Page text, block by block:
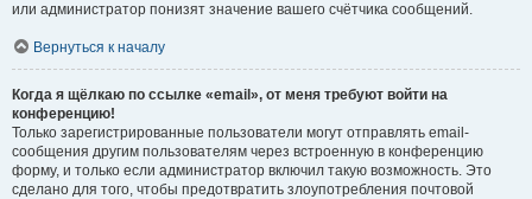
или администратор понизят значение вашего счётчика сообщений.
Вернуться к началу
Когда я щёлкаю по ссылке «email», от меня требуют войти на
конференцию!
Только зарегистрированные пользователи могут отправлять email-
сообщения другим пользователям через встроенную в конференцию
форму, и только если администратор включил такую возможность. Это
сделано для того, чтобы предотвратить злоупотребления почтовой